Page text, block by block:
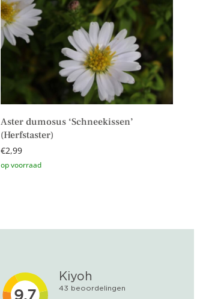
Aster dumosus ‘Schneekissen’
(Herfstaster)
€2,99